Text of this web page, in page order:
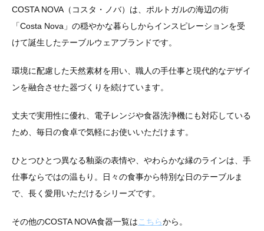
COSTA NOVA（コスタ・ノバ）は、ポルトガルの海辺の街
「Costa Nova」の穏やかな暮らしからインスピレーションを受
けて誕生したテーブルウェアブランドです。
環境に配慮した天然素材を用い、職人の手仕事と現代的なデザイ
ンを融合させた器づくりを続けています。
丈夫で実用性に優れ、電子レンジや食器洗浄機にも対応している
ため、毎日の食卓で気軽にお使いいただけます。
ひとつひとつ異なる釉薬の表情や、やわらかな縁のラインは、手
仕事ならではの温もり。日々の食事から特別な日のテーブルま
で、長く愛用いただけるシリーズです。
その他のCOSTA NOVA食器一覧は こちらから。